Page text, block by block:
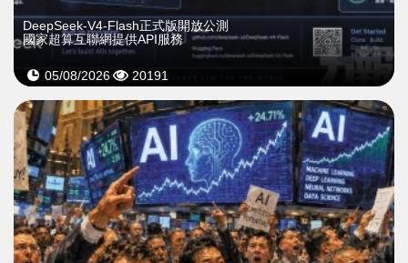
DeepSeek-V4-Flash正式版開放公測
國家超算互聯網提供API服務
05/08/2026 20191